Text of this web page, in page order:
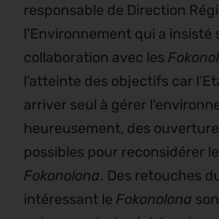
responsable de Direction
l’Environnement qui a insisté
collaboration avec les
l’atteinte des objectifs car
arriver seul à gérer
heureusement, des
possibles pour reconsidérer
Fokonolona. Des retouches
intéressant le Fokonolona